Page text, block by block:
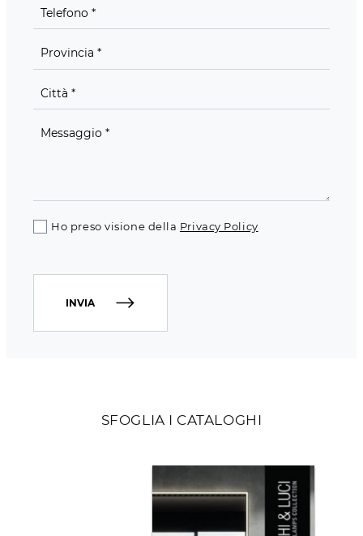
SFOGLIA I CATALOGHI
Ho preso visione della Privacy Policy
INVIA